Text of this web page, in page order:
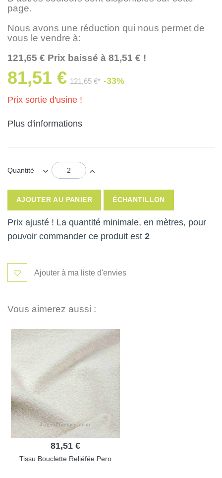
page.
Nous avons une réduction qui nous permet de
vous le vendre à:
121,65 € Prix baissé à 81,51 € !
81,51 € 121,65 €* -33%
Prix sortie d'usine !
Plus d'informations
Quantité
AJOUTER AU PANIER ÉCHANTILLON
Prix ajusté ! La quantité minimale, en mètres, pour
pouvoir commander ce produit est 2
Ajouter à ma liste d'envies
Vous aimerez aussi :
81,51 €
Tissu Bouclette Reliéfée Pero